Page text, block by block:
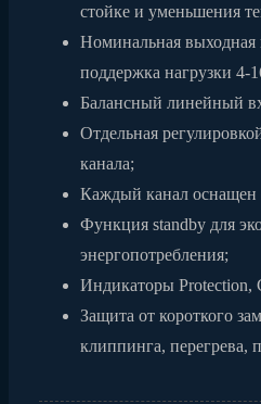
стойке и уменьшения
Номинальная
поддержка нагрузки 4-
Балансный линейный
Отдельная
канала;
Каждый канал оснащен
Функция standby для
энергопотребления;
Индикаторы Protection,
Защита от короткого
клиппинга, перегрева,